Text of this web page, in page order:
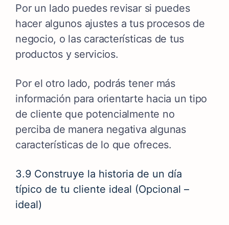
Por un lado puedes revisar si puedes
hacer algunos ajustes a tus procesos de
negocio, o las características de tus
productos y servicios.
Por el otro lado, podrás tener más
información para orientarte hacia un tipo
de cliente que potencialmente no
perciba de manera negativa algunas
características de lo que ofreces.
3.9 Construye la historia de un día
típico de tu cliente ideal (Opcional –
ideal)